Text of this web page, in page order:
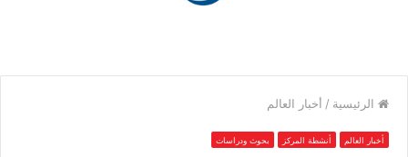
الرئيسية / أخبار العالم
أخبار العالم أنشطة المركز بحوث ودراسات